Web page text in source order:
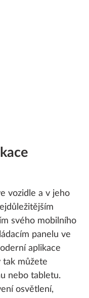
vozidle a v jeho
svého mobilního
panelu ve
aplikace
tak můžete
nebo tabletu.
osvětlení,